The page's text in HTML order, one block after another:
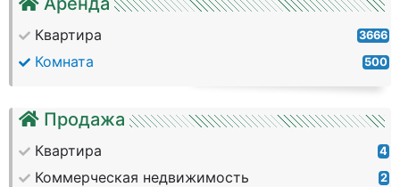
Квартира 3666
Комната 500
Продажа
Квартира 4
Коммерческая недвижимость 2